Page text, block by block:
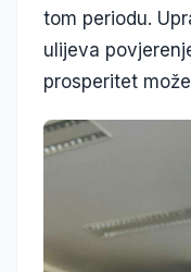
tom periodu.
ulijeva
prosperitet